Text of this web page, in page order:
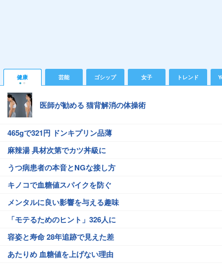
健康 芸能 ゴシップ 女子 トレンド
医師が勧める 猫背解消の体操術
465gで321円 ドンキプリン品薄
麻辣湯 具材次第でカツ丼級に
うつ病患者の本音とNGな接し方
キノコで血糖値スパイクを防ぐ
メンタルに良い影響を与える趣味
「モテるためのヒント」326人に
容姿と寿命 28年追跡で見えた差
あたりめ 血糖値を上げない理由